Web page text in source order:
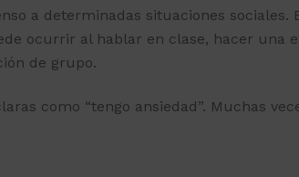
a determinadas situaciones
ocurrir al hablar en clase, hacer
de grupo.
como “tengo ansiedad”. Muchas